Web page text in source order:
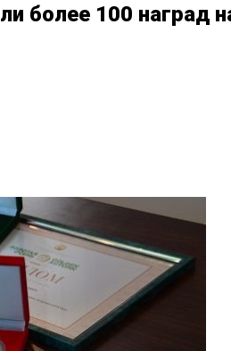
более 100 наград